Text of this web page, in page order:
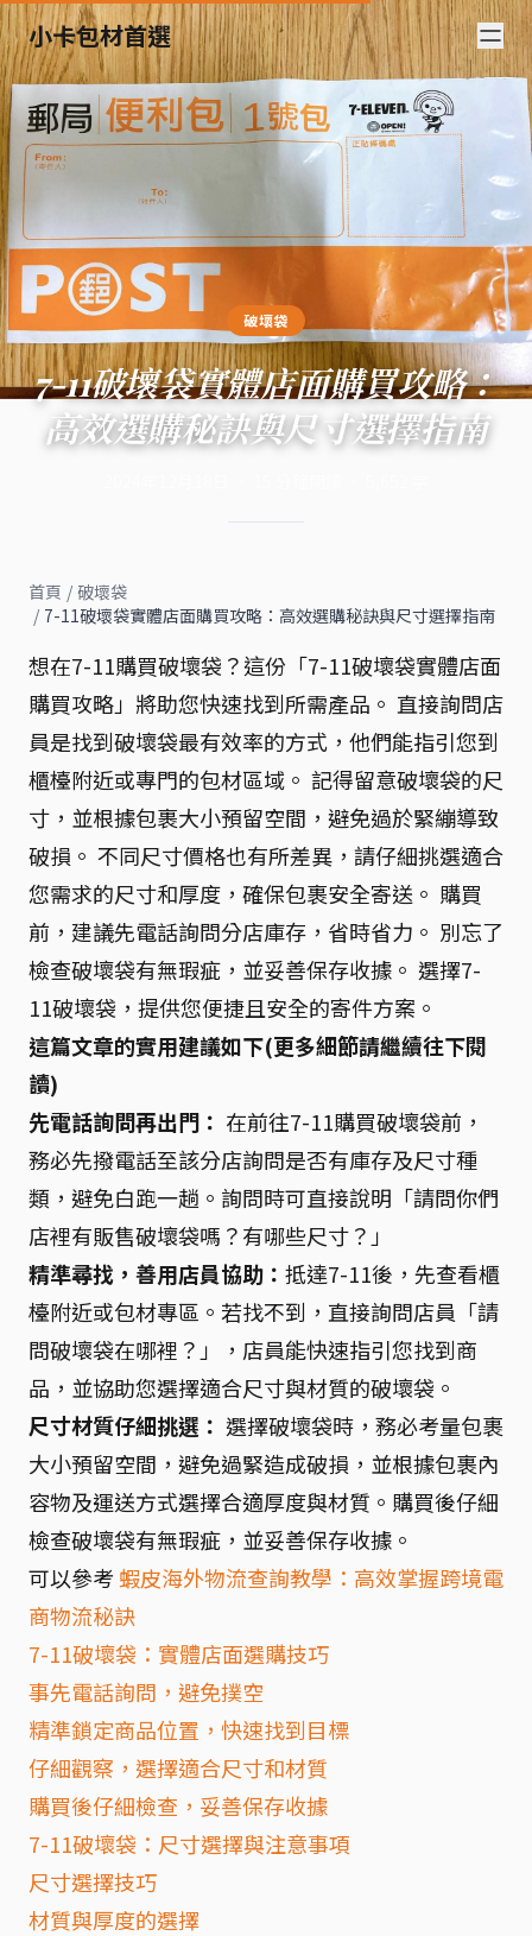
小卡包材首選
破壞袋
7-11破壞袋實體店面購買攻略：
高效選購秘訣與尺寸選擇指南
首頁 / 破壞袋
/ 7-11破壞袋實體店面購買攻略：高效選購秘訣與尺寸選擇指南
想在7-11購買破壞袋？這份「7-11破壞袋實體店面
購買攻略」將助您快速找到所需產品。 直接詢問店
員是找到破壞袋最有效率的方式，他們能指引您到
櫃檯附近或專門的包材區域。 記得留意破壞袋的尺
寸，並根據包裹大小預留空間，避免過於緊繃導致
破損。 不同尺寸價格也有所差異，請仔細挑選適合
您需求的尺寸和厚度，確保包裹安全寄送。 購買
前，建議先電話詢問分店庫存，省時省力。 別忘了
檢查破壞袋有無瑕疵，並妥善保存收據。 選擇7-
11破壞袋，提供您便捷且安全的寄件方案。
這篇文章的實用建議如下(更多細節請繼續往下閱
讀)
先電話詢問再出門： 在前往7-11購買破壞袋前，
務必先撥電話至該分店詢問是否有庫存及尺寸種
類，避免白跑一趟。詢問時可直接說明「請問你們
店裡有販售破壞袋嗎？有哪些尺寸？」
精準尋找，善用店員協助： 抵達7-11後，先查看櫃
檯附近或包材專區。若找不到，直接詢問店員「請
問破壞袋在哪裡？」，店員能快速指引您找到商
品，並協助您選擇適合尺寸與材質的破壞袋。
尺寸材質仔細挑選： 選擇破壞袋時，務必考量包裹
大小預留空間，避免過緊造成破損，並根據包裹內
容物及運送方式選擇合適厚度與材質。購買後仔細
檢查破壞袋有無瑕疵，並妥善保存收據。
可以參考 蝦皮海外物流查詢教學：高效掌握跨境電
商物流秘訣
7-11破壞袋：實體店面選購技巧
事先電話詢問，避免撲空
精準鎖定商品位置，快速找到目標
仔細觀察，選擇適合尺寸和材質
購買後仔細檢查，妥善保存收據
7-11破壞袋：尺寸選擇與注意事項
尺寸選擇技巧
材質與厚度的選擇